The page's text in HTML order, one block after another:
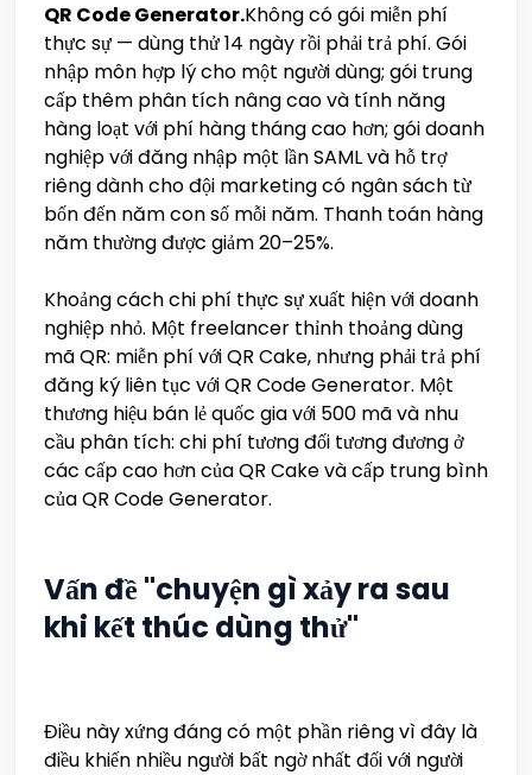
QR Code Generator.Không có gói miễn phí
thực sự — dùng thử 14 ngày rồi phải trả phí. Gói
nhập môn hợp lý cho một người dùng; gói trung
cấp thêm phân tích nâng cao và tính năng
hàng loạt với phí hàng tháng cao hơn; gói doanh
nghiệp với đăng nhập một lần SAML và hỗ trợ
riêng dành cho đội marketing có ngân sách từ
bốn đến năm con số mỗi năm. Thanh toán hàng
năm thường được giảm 20–25%.
Khoảng cách chi phí thực sự xuất hiện với doanh
nghiệp nhỏ. Một freelancer thỉnh thoảng dùng
mã QR: miễn phí với QR Cake, nhưng phải trả phí
đăng ký liên tục với QR Code Generator. Một
thương hiệu bán lẻ quốc gia với 500 mã và nhu
cầu phân tích: chi phí tương đối tương đương ở
các cấp cao hơn của QR Cake và cấp trung bình
của QR Code Generator.
Vấn đề "chuyện gì xảy ra sau
khi kết thúc dùng thử"
Điều này xứng đáng có một phần riêng vì đây là
điều khiến nhiều người bất ngờ nhất đối với người